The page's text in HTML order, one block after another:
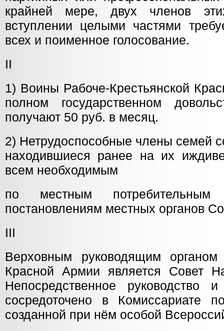
крайней мере, двух членов
вступлении целыми частями
всех и поименное голосование.
II
1) Воины Рабоче-Крестьянской
полном государственном
получают 50 руб. в месяц.
2) Нетрудоспособные члены семей
находившиеся ранее на их
всем необходимым
по местным потребительным
постановлениям местных органов
III
Верховным руководящим органом
Красной Армии является Совет
Непосредственное руководство
сосредоточено в Комиссариате
созданной при нём особой